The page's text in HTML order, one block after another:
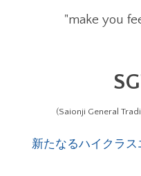
"make you
(Saionji General
新たなるハイクラ